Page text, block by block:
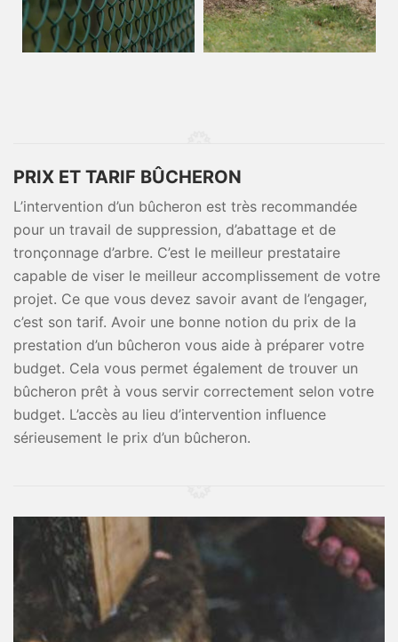
PRIX ET TARIF BÛCHERON
L’intervention d’un bûcheron est très recommandée
pour un travail de suppression, d’abattage et de
tronçonnage d’arbre. C’est le meilleur prestataire
capable de viser le meilleur accomplissement de votre
projet. Ce que vous devez savoir avant de l’engager,
c’est son tarif. Avoir une bonne notion du prix de la
prestation d’un bûcheron vous aide à préparer votre
budget. Cela vous permet également de trouver un
bûcheron prêt à vous servir correctement selon votre
budget. L’accès au lieu d’intervention influence
sérieusement le prix d’un bûcheron.